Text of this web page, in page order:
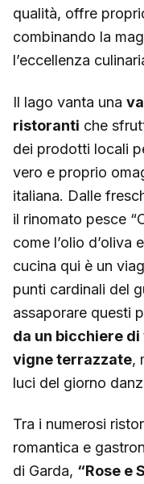
qualità, offre
combinando la
l’eccellenza
Il lago vanta una
ristoranti che
dei prodotti locali
vero e proprio
italiana. Dalle
il rinomato pesce
come l’olio d’oliva
cucina qui è un
punti cardinali del
assaporare questi
da un bicchiere
vigne terrazzate,
luci del giorno
Tra i numerosi
romantica e
di Garda, “Rose e